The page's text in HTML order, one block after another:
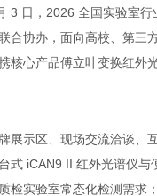
3 日，2026 全国实验室
合协办，面向高校、第三
核心产品傅立叶变换红外
展示区、现场交流洽谈、
式 iCAN9 II 红外光谱仪
检实验室常态化检测需求